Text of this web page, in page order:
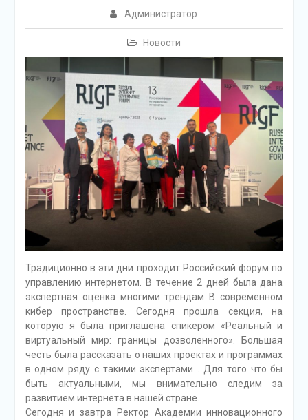
Администратор
Новости
Традиционно в эти дни проходит Российский форум по
управлению интернетом. В течение 2 дней была дана
экспертная оценка многими трендам В современном
кибер пространстве. Сегодня прошла секция, на
которую я была приглашена спикером «Реальный и
виртуальный мир: границы дозволенного». Большая
честь была рассказать о наших проектах и программах
в одном ряду с такими экспертами . Для того что бы
быть актуальными, мы внимательно следим за
развитием интернета в нашей стране.
Сегодня и завтра Ректор Академии инновационного